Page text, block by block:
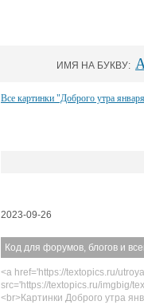
ИМЯ НА БУКВУ: А
Все картинки "Доброго утра
2023-09-26
Код для форумов, блогов и
<a href='https://textopics.ru/
src='https://textopics.ru/imgbig/
<br>Картинки Доброго утра